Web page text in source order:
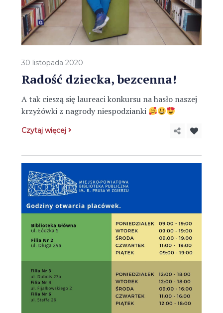
30 listopada 2020
Radość dziecka, bezcenna!
A tak cieszą się laureaci konkursu na hasło naszej
krzyżówki z nagrody niespodzianki
Czytaj więcej